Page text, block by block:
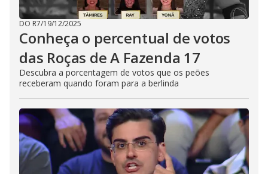
DO R7/19/12/2025
Conheça o percentual de votos
das Roças de A Fazenda 17
Descubra a porcentagem de votos que os peões
receberam quando foram para a berlinda